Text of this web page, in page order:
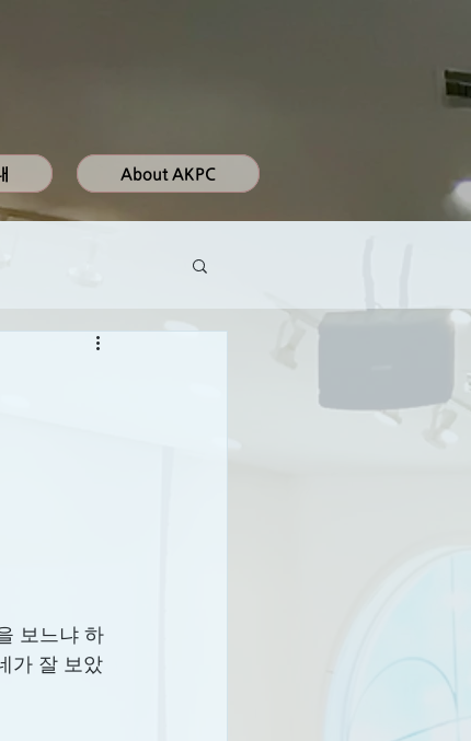
보느냐 하
가 잘 보았
About AKPC